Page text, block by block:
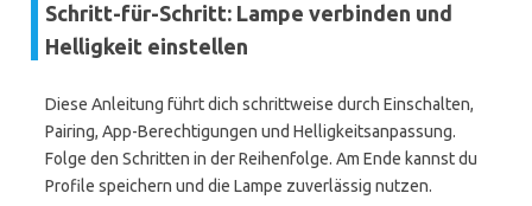
Schritt-für-Schritt: Lampe verbinden und
Helligkeit einstellen
Diese Anleitung führt dich schrittweise durch Einschalten,
Pairing, App-Berechtigungen und Helligkeitsanpassung.
Folge den Schritten in der Reihenfolge. Am Ende kannst du
Profile speichern und die Lampe zuverlässig nutzen.